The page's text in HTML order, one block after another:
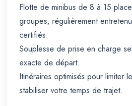
Flotte de minibus de 8 à 15
groupes, régulièrement
certifiés.
Souplesse de prise en charge
exacte de départ.
Itinéraires optimisés pour limiter
stabiliser votre temps de trajet.